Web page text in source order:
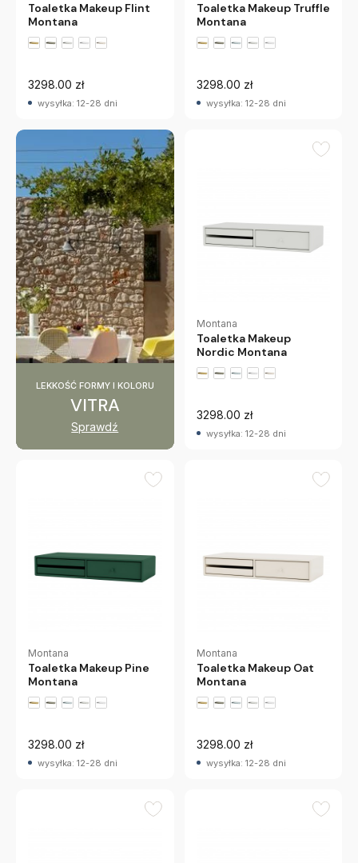
Toaletka Makeup Flint
Montana
3298.00 zł
wysyłka: 12-28 dni
Toaletka Makeup Truffle
Montana
3298.00 zł
wysyłka: 12-28 dni
LEKKOŚĆ FORMY I KOLORU
VITRA
Sprawdź
Montana
Toaletka Makeup
Nordic Montana
3298.00 zł
wysyłka: 12-28 dni
Montana
Toaletka Makeup Pine
Montana
3298.00 zł
wysyłka: 12-28 dni
Montana
Toaletka Makeup Oat
Montana
3298.00 zł
wysyłka: 12-28 dni